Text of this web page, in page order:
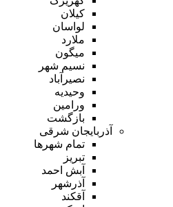
کیلان
لواسان
ملارد
میگون
نسیم شهر
نصیرآباد
وحیدیه
ورامین
بازگشت
آذربایجان شرقی
تمام شهر‌ها
تبریز
آبش احمد
آذرشهر
آقکند